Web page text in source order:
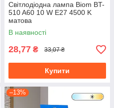
Світлодіодна лампа Biom BT-
510 A60 10 W E27 4500 K
матова
В наявності
28,77 ₴ 33,07 ₴
Купити
–13%